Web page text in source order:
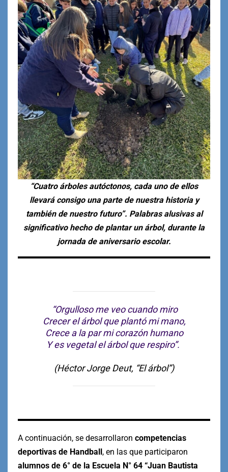
“Cuatro árboles autóctonos, cada uno de ellos
llevará consigo una parte de nuestra historia y
también de nuestro futuro”. Palabras alusivas al
significativo hecho de plantar un árbol, durante la
jornada de aniversario escolar.
“Orgulloso me veo cuando miro
Crecer el árbol que plantó mi mano,
Crece a la par mi corazón humano
Y es vegetal el árbol que respiro”.
(Héctor Jorge Deut, “El árbol”)
A continuación, se desarrollaron competencias
deportivas de Handball, en las que participaron
alumnos de 6° de la Escuela N° 64 “Juan Bautista